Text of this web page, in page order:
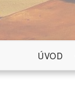
ÚVOD